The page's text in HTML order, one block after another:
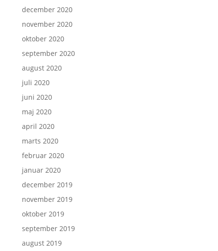
december 2020
november 2020
oktober 2020
september 2020
august 2020
juli 2020
juni 2020
maj 2020
april 2020
marts 2020
februar 2020
januar 2020
december 2019
november 2019
oktober 2019
september 2019
august 2019